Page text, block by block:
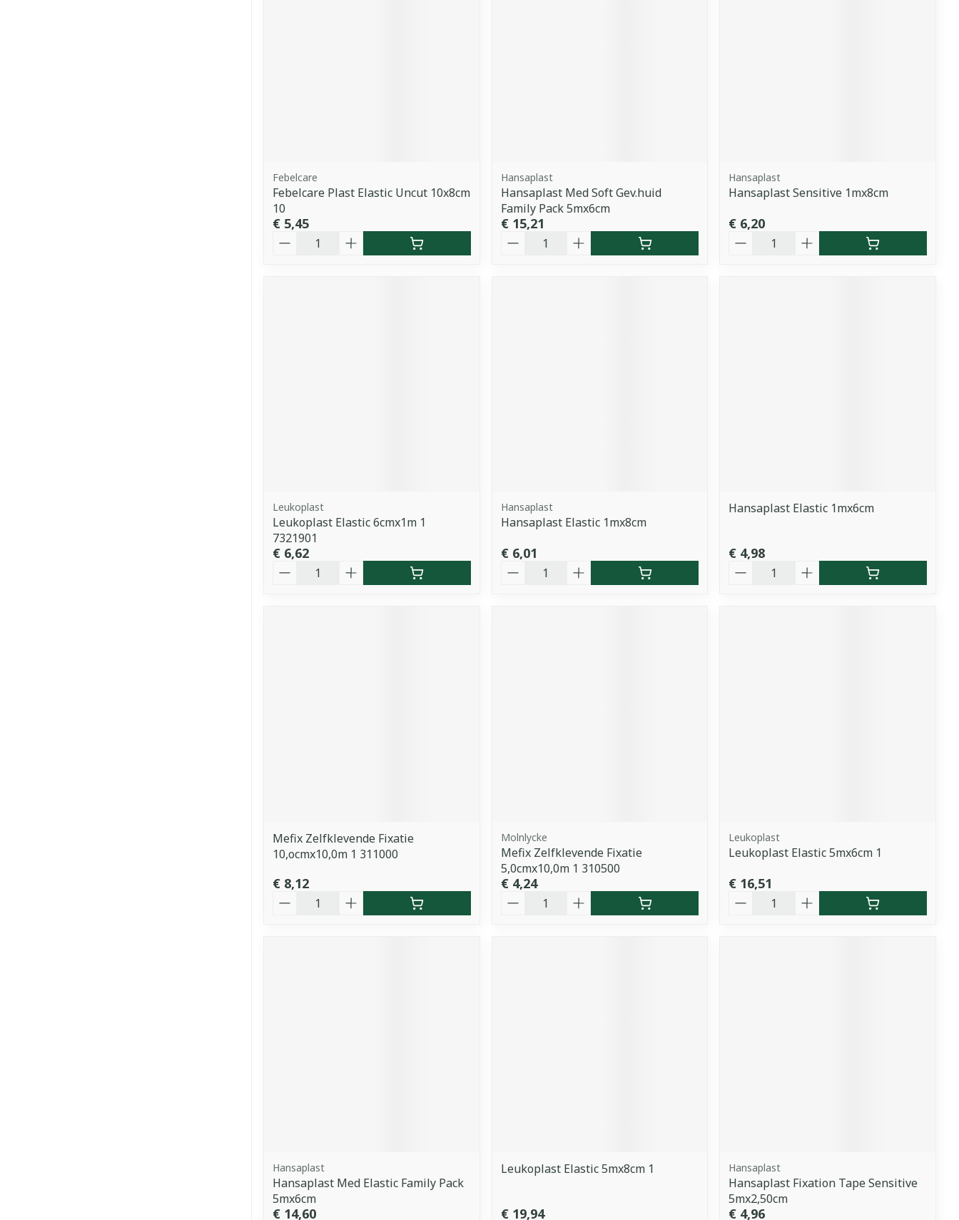
Febelcare
Febelcare Plast Elastic Uncut 10x8cm
10
€ 5,45
Hansaplast
Hansaplast Med Soft Gev.huid
Family Pack 5mx6cm
€ 15,21
Hansaplast
Hansaplast Sensitive 1mx8cm
€ 6,20
Leukoplast
Leukoplast Elastic 6cmx1m 1
7321901
€ 6,62
Hansaplast
Hansaplast Elastic 1mx8cm
€ 6,01
Hansaplast Elastic 1mx6cm
€ 4,98
Mefix Zelfklevende Fixatie
10,ocmx10,0m 1 311000
€ 8,12
Molnlycke
Mefix Zelfklevende Fixatie
5,0cmx10,0m 1 310500
€ 4,24
Leukoplast
Leukoplast Elastic 5mx6cm 1
€ 16,51
Hansaplast
Hansaplast Med Elastic Family Pack
5mx6cm
€ 14,60
Leukoplast Elastic 5mx8cm 1
€ 19,94
Hansaplast
Hansaplast Fixation Tape Sensitive
5mx2,50cm
€ 4,96